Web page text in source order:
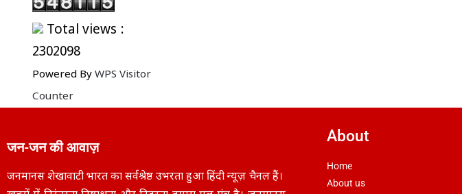
Total views :
2302098
Powered By WPS Visitor
Counter
जन-जन की आवाज़
जनमानस शेखावाटी भारत का सर्वश्रेष्ठ उभरता हुआ हिंदी न्यूज़ चैनल हैं।
About
Home
About us